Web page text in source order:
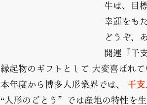
牛は、目
幸運をも
どうぞ、
開運『干
縁起物のギフトとして 大変喜ばれて
本年度から博多人形業界では、 干
“人形のごとう”では産地の特性を生